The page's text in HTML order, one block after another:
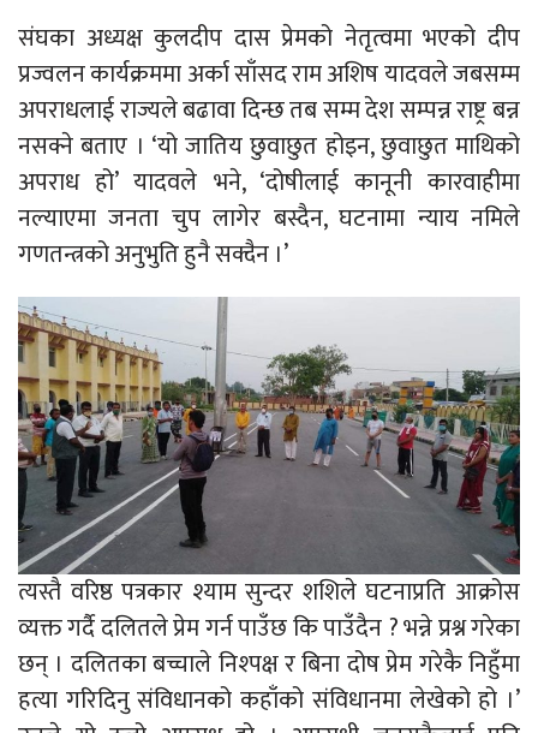
संघका अध्यक्ष कुलदीप दास प्रेमको नेतृत्वमा भएको दीप
प्रज्वलन कार्यक्रममा अर्का साँसद राम अशिष यादवले जबसम्म
अपराधलाई राज्यले बढावा दिन्छ तब सम्म देश सम्पन्न राष्ट्र बन्न
नसक्ने बताए । ‘यो जातिय छुवाछुत होइन, छुवाछुत माथिको
अपराध हो’ यादवले भने, ‘दोषीलाई कानूनी कारवाहीमा
नल्याएमा जनता चुप लागेर बस्दैन, घटनामा न्याय नमिले
गणतन्त्रको अनुभुति हुनै सक्दैन ।’
त्यस्तै वरिष्ठ पत्रकार श्याम सुन्दर शशिले घटनाप्रति आक्रोस
व्यक्त गर्दै दलितले प्रेम गर्न पाउँछ कि पाउँदैन ? भन्ने प्रश्न गरेका
छन् । दलितका बच्चाले निश्पक्ष र बिना दोष प्रेम गरेकै निहुँमा
हत्या गरिदिनु संविधानको कहाँको संविधानमा लेखेको हो ।’